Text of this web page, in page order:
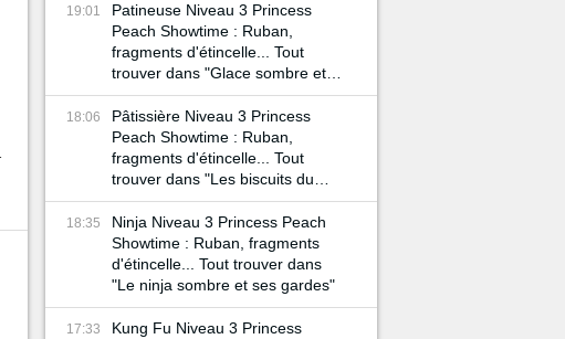
19:01
Patineuse Niveau 3 Princess
Peach Showtime : Ruban,
fragments d'étincelle... Tout
trouver dans "Glace sombre et
scène obscure"
18:06
Pâtissière Niveau 3 Princess
Peach Showtime : Ruban,
fragments d'étincelle... Tout
trouver dans "Les biscuits du
pâtissier sombre"
18:35
Ninja Niveau 3 Princess Peach
Showtime : Ruban, fragments
d'étincelle... Tout trouver dans
"Le ninja sombre et ses gardes"
17:33
Kung Fu Niveau 3 Princess